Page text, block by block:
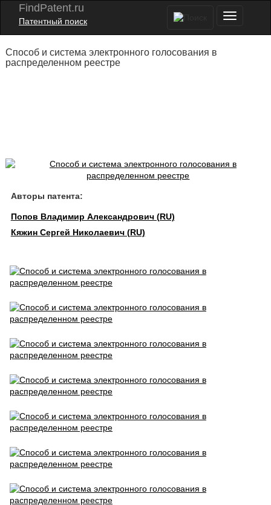
FindPatent.ru
Патентный поиск
Способ и система электронного голосования в
распределенном реестре
Авторы патента:
Попов Владимир Александрович (RU)
Кяжин Сергей Николаевич (RU)